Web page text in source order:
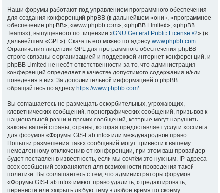
Наши форумы работают под управлением программного обеспечения
для создания конференций phpBB (в дальнейшем «они», «программное
обеспечение phpBB», «www.phpbb.com», «phpBB Limited», «phpBB
Teams»), выпущенного по лицензии «GNU General Public License v2» (в
дальнейшем «GPL»). Скачать его можно по адресу www.phpbb.com.
Ограничения лицензии GPL для программного обеспечения phpBB
строго связаны с организацией и поддержкой интернет-конференций, и
phpBB Limited не несёт ответственности за то, что администрация
конференций определяет в качестве допустимого содержания и/или
поведения в них. За дополнительной информацией о phpBB
обращайтесь по адресу https://www.phpbb.com/.
Вы соглашаетесь не размещать оскорбительных, угрожающих,
клеветнических сообщений, порнографических сообщений, призывов к
национальной розни и прочих сообщений, которые могут нарушить
законы вашей страны, страны, которая предоставляет услуги хостинга
для форумов «Форумы GIS-Lab.info» или международное право.
Попытки размещения таких сообщений могут привести к вашему
немедленному отключению от конференции, при этом ваш провайдер
будет поставлен в известность, если мы сочтём это нужным. IP-адреса
всех сообщений сохраняются для возможности проведения такой
политики. Вы соглашаетесь с тем, что администраторы форумов
«Форумы GIS-Lab.info» имеют право удалить, отредактировать,
перенести или закрыть любую тему в любое время по своему